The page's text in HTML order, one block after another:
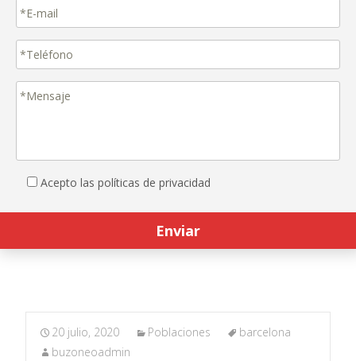
Acepto las políticas de privacidad
20 julio, 2020 Poblaciones
barcelona
buzoneoadmin